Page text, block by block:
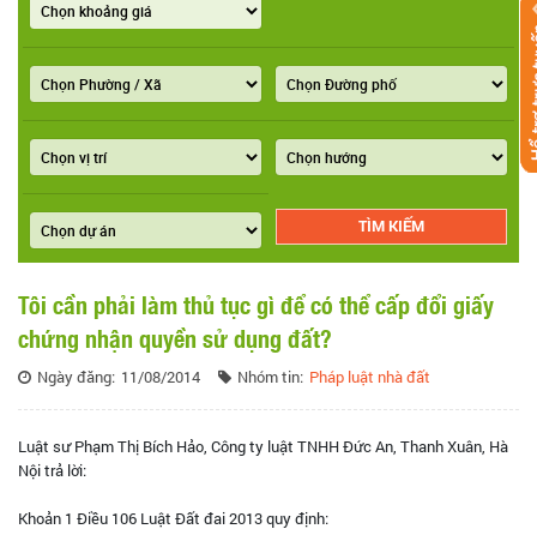
Tôi cần phải làm thủ tục gì để có thể cấp đổi giấy
chứng nhận quyền sử dụng đất?
Ngày đăng: 11/08/2014 Nhóm tin: Pháp luật nhà đất
Luật sư Phạm Thị Bích Hảo, Công ty luật TNHH Đức An, Thanh Xuân, Hà
Nội trả lời:
Khoản 1 Điều 106 Luật Đất đai 2013 quy định: